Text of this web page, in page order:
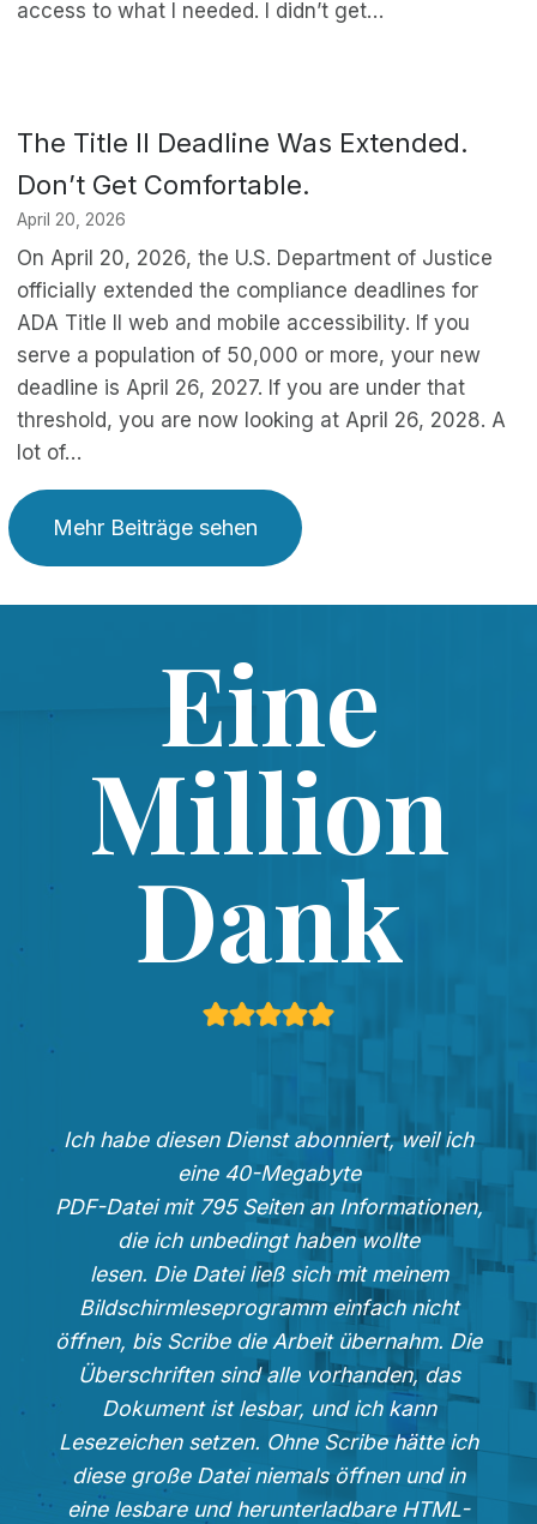
access to what I needed. I didn’t get…
The Title II Deadline Was Extended.
Don’t Get Comfortable.
April 20, 2026
On April 20, 2026, the U.S. Department of Justice
officially extended the compliance deadlines for
ADA Title II web and mobile accessibility. If you
serve a population of 50,000 or more, your new
deadline is April 26, 2027. If you are under that
threshold, you are now looking at April 26, 2028. A
lot of…
Mehr Beiträge sehen
Eine
Million
Dank
Ich habe diesen Dienst abonniert, weil ich
eine 40-Megabyte
PDF-Datei mit 795 Seiten an Informationen,
die ich unbedingt haben wollte
lesen. Die Datei ließ sich mit meinem
Bildschirmleseprogramm einfach nicht
öffnen, bis Scribe die Arbeit übernahm. Die
Überschriften sind alle vorhanden, das
Dokument ist lesbar, und ich kann
Lesezeichen setzen. Ohne Scribe hätte ich
diese große Datei niemals öffnen und in
eine lesbare und herunterladbare HTML-